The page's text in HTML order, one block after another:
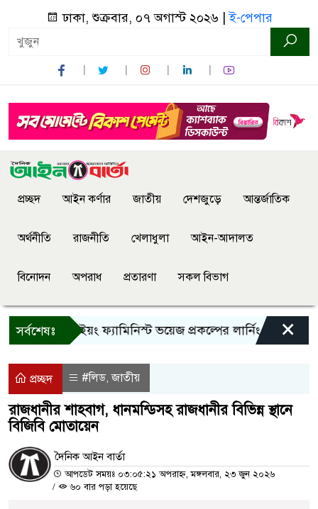
ঢাকা, শুক্রবার, ০৭ অগাস্ট ২০২৬ |ই-পেপার
প্রচ্ছদ আইন কর্ণার জাতীয় দেশজুড়ে আন্তর্জাতিক
অর্থনীতি রাজনীতি খেলাধুলা আইন-আদালত
বিনোদন অপরাধ প্রতারণা সকল বিভাগ
সর্বশেষঃ
বান্দরবানে ইয়ং ফ্যামিনিস্ট ভয়েজ প্রকল্পের লার্নিং শেয়ারিং
×
প্রচ্ছদ #লিড,জাতীয়
রাজধানীর শাহবাগ, ধানমন্ডিসহ রাজধানীর বিভিন্ন স্থানে
বিজিবি মোতায়েন
দৈনিক আইন বার্তা
আপডেট সময়ঃ ০৩:০৫:২১ অপরাহ্ন, মঙ্গলবার, ২৩ জুন ২০২৬
/
৬০ বার পড়া হয়েছে